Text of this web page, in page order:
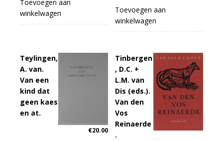
Toevoegen aan
winkelwagen
Toevoegen aan
winkelwagen
Teylingen,
A. van.
Van een
kind dat
geen kaes
en at.
€20.00
Tinbergen
, D.C. +
L.M. van
Dis (eds.).
Van den
Vos
Reinaerde
.